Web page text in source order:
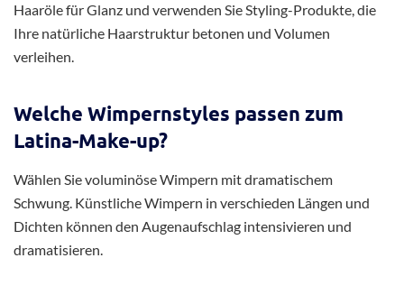
Haaröle für Glanz und verwenden Sie Styling-Produkte, die
Ihre natürliche Haarstruktur betonen und Volumen
verleihen.
Welche Wimpernstyles passen zum
Latina-Make-up?
Wählen Sie voluminöse Wimpern mit dramatischem
Schwung. Künstliche Wimpern in verschieden Längen und
Dichten können den Augenaufschlag intensivieren und
dramatisieren.